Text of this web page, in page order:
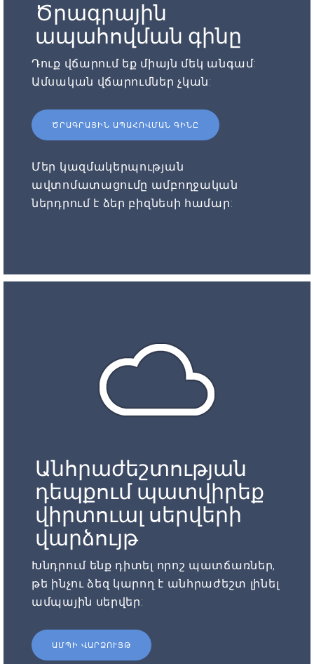
Ծրագրային
ապահովման գինը
Դուք վճարում եք միայն մեկ անգամ:
Ամսական վճարումներ չկան:
ԾՐԱԳՐԱՅԻՆ ԱՊԱՀՈՎՄԱՆ ԳԻՆԸ
Մեր կազմակերպության
ավտոմատացումը ամբողջական
ներդրում է ձեր բիզնեսի համար:
Անհրաժեշտության
դեպքում պատվիրեք
վիրտուալ սերվերի
վարձույթ
Խնդրում ենք դիտել որոշ պատճառներ,
թե ինչու ձեզ կարող է անհրաժեշտ լինել
ամպային սերվեր:
ԱՄՊԻ ՎԱՐՁՈՒՅԹ